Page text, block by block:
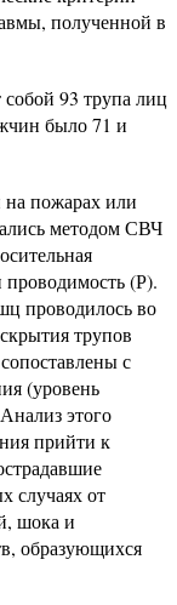
полученной в
93 трупа лиц
было 71 и
пожарах или
методом СВЧ
(Р).
проводилось во
трупов
с
(уровень
этого
прийти к
случаях от
шока и
образующихся